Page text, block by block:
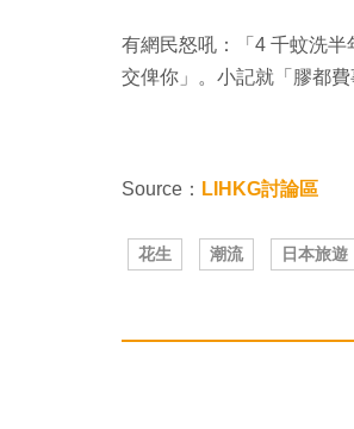
有網民怒吼：「4 千蚊洗
交俾你」。小記就「膠都費
Source： LIHKG討論區
花生 潮流 日本旅遊